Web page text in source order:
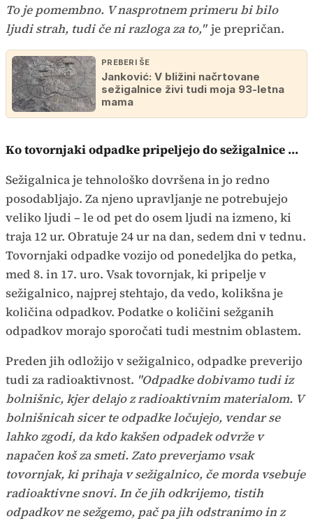
To je pomembno. V nasprotnem primeru bi bilo
ljudi strah, tudi če ni razloga za to," je prepričan.
PREBERI ŠE
Janković: V bližini načrtovane
sežigalnice živi tudi moja 93-letna
mama
Ko tovornjaki odpadke pripeljejo do sežigalnice ...
Sežigalnica je tehnološko dovršena in jo redno
posodabljajo. Za njeno upravljanje ne potrebujejo
veliko ljudi – le od pet do osem ljudi na izmeno, ki
traja 12 ur. Obratuje 24 ur na dan, sedem dni v tednu.
Tovornjaki odpadke vozijo od ponedeljka do petka,
med 8. in 17. uro. Vsak tovornjak, ki pripelje v
sežigalnico, najprej stehtajo, da vedo, kolikšna je
količina odpadkov. Podatke o količini sežganih
odpadkov morajo sporočati tudi mestnim oblastem.
Preden jih odložijo v sežigalnico, odpadke preverijo
tudi za radioaktivnost. "Odpadke dobivamo tudi iz
bolnišnic, kjer delajo z radioaktivnim materialom. V
bolnišnicah sicer te odpadke ločujejo, vendar se
lahko zgodi, da kdo kakšen odpadek odvrže v
napačen koš za smeti. Zato preverjamo vsak
tovornjak, ki prihaja v sežigalnico, če morda vsebuje
radioaktivne snovi. In če jih odkrijemo, tistih
odpadkov ne sežgemo, pač pa jih odstranimo in z